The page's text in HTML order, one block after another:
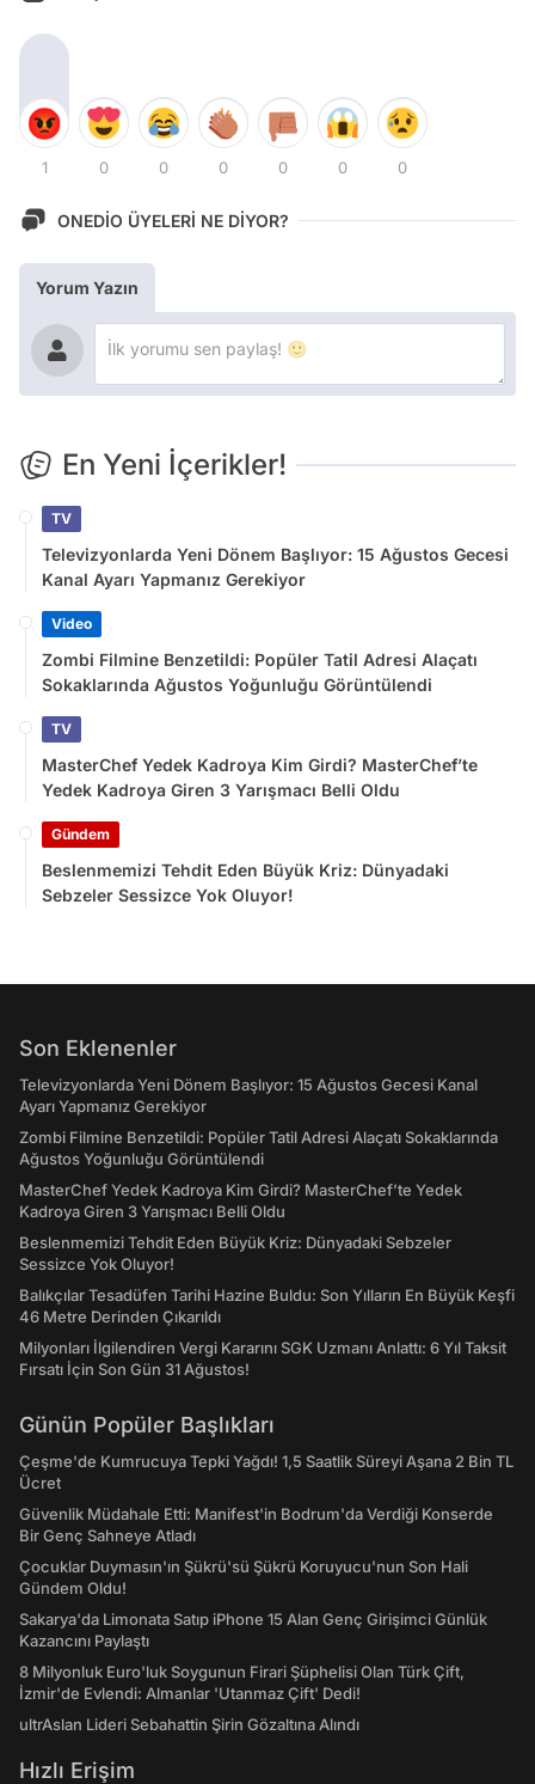
1 0 0 0 0 0 0
ONEDİO ÜYELERİ NE DİYOR?
Yorum Yazın
En Yeni İçerikler!
TV
Televizyonlarda Yeni Dönem Başlıyor: 15 Ağustos Gecesi
Kanal Ayarı Yapmanız Gerekiyor
Video
Zombi Filmine Benzetildi: Popüler Tatil Adresi Alaçatı
Sokaklarında Ağustos Yoğunluğu Görüntülendi
TV
MasterChef Yedek Kadroya Kim Girdi? MasterChef’te
Yedek Kadroya Giren 3 Yarışmacı Belli Oldu
Gündem
Beslenmemizi Tehdit Eden Büyük Kriz: Dünyadaki
Sebzeler Sessizce Yok Oluyor!
Son Eklenenler
Televizyonlarda Yeni Dönem Başlıyor: 15 Ağustos Gecesi Kanal
Ayarı Yapmanız Gerekiyor
Zombi Filmine Benzetildi: Popüler Tatil Adresi Alaçatı Sokaklarında
Ağustos Yoğunluğu Görüntülendi
MasterChef Yedek Kadroya Kim Girdi? MasterChef’te Yedek
Kadroya Giren 3 Yarışmacı Belli Oldu
Beslenmemizi Tehdit Eden Büyük Kriz: Dünyadaki Sebzeler
Sessizce Yok Oluyor!
Balıkçılar Tesadüfen Tarihi Hazine Buldu: Son Yılların En Büyük Keşfi
46 Metre Derinden Çıkarıldı
Milyonları İlgilendiren Vergi Kararını SGK Uzmanı Anlattı: 6 Yıl Taksit
Fırsatı İçin Son Gün 31 Ağustos!
Günün Popüler Başlıkları
Çeşme'de Kumrucuya Tepki Yağdı! 1,5 Saatlik Süreyi Aşana 2 Bin TL
Ücret
Güvenlik Müdahale Etti: Manifest'in Bodrum'da Verdiği Konserde
Bir Genç Sahneye Atladı
Çocuklar Duymasın'ın Şükrü'sü Şükrü Koruyucu'nun Son Hali
Gündem Oldu!
Sakarya'da Limonata Satıp iPhone 15 Alan Genç Girişimci Günlük
Kazancını Paylaştı
8 Milyonluk Euro'luk Soygunun Firari Şüphelisi Olan Türk Çift,
İzmir'de Evlendi: Almanlar 'Utanmaz Çift' Dedi!
ultrAslan Lideri Sebahattin Şirin Gözaltına Alındı
Hızlı Erişim